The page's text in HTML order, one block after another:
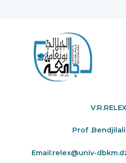
V.R.RELEX
Prof
Email:relex@univ-